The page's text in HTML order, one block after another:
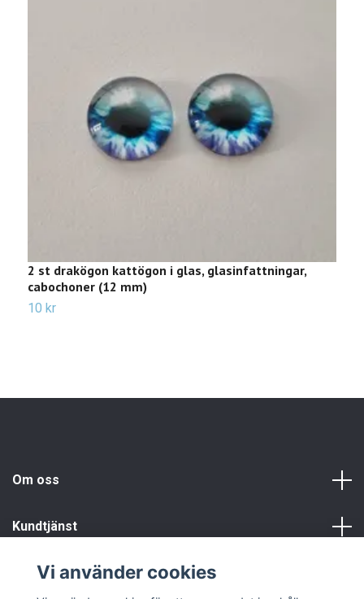
2 st drakögon kattögon i glas, glasinfattningar,
cabochoner (12 mm)
10 kr
Om oss
Kundtjänst
Vi använder cookies